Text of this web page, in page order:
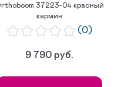
37223-04 красный
кармин
(0)
9 790 руб.